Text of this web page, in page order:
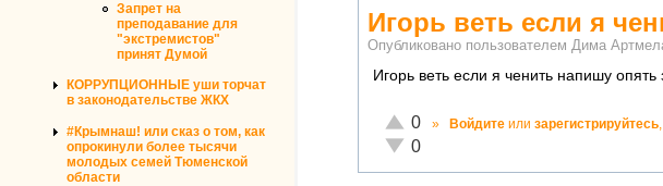
Запрет на
преподавание для
"экстремистов"
принят Думой
КОРРУПЦИОННЫЕ уши торчат
в законодательстве ЖКХ
#Крымнаш! или сказ о том, как
опрокинули более тысячи
молодых семей Тюменской
области
Игорь веть если я
Опубликовано пользователем Дима
Игорь веть если я ченить напишу
Отлично!
0
Неадекватно!
0
» Войдите или зарегистрируйтесь